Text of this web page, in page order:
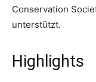
Conservation
unterstützt.
Highlights